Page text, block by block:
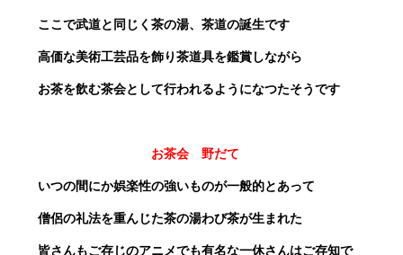
ここで武道と同じく茶の湯、茶道の誕生です
高価な美術工芸品を飾り茶道具を鑑賞しながら
お茶を飲む茶会として行われるようになつたそうです
お茶会 野だて
いつの間にか娯楽性の強いものが一般的とあって
僧侶の礼法を重んじた茶の湯わび茶が生まれた
皆さんもご存じのアニメでも有名な一休さんはご存知で